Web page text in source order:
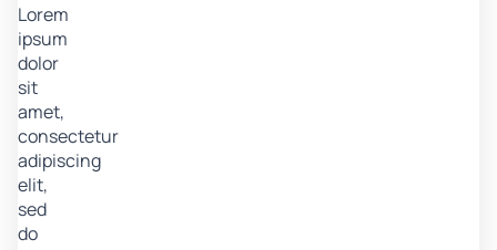
Lorem
ipsum
dolor
sit
amet,
consectetur
adipiscing
elit,
sed
do